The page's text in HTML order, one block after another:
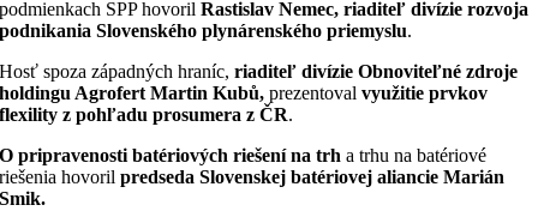
podmienkach SPP hovorilRastislav Nemec, riaditeľ divízie rozvoja
podnikania Slovenského plynárenského priemyslu.
Hosť spoza západných hraníc,riaditeľ divízie Obnoviteľné zdroje
holdingu Agrofert Martin Kubů,prezentovalvyužitie prvkov
flexility z pohľadu prosumera z ČR.
O pripravenosti batériových riešení na trh a trhu na batériové
riešenia hovorilpredseda Slovenskej batériovej aliancie Marián
Smik.